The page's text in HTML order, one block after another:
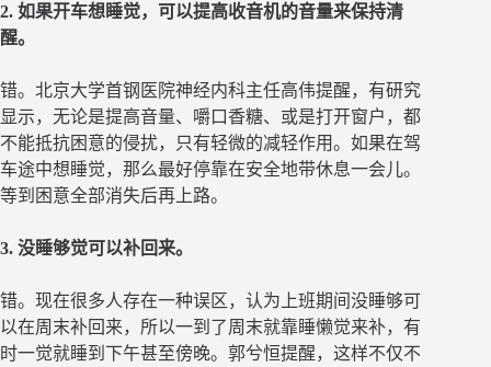
2. 如果开车想睡觉，可以提高收音机的音量来保持清
醒。
错。北京大学首钢医院神经内科主任高伟提醒，有研究
显示，无论是提高音量、嚼口香糖、或是打开窗户，都
不能抵抗困意的侵扰，只有轻微的减轻作用。如果在驾
车途中想睡觉，那么最好停靠在安全地带休息一会儿。
等到困意全部消失后再上路。
3. 没睡够觉可以补回来。
错。现在很多人存在一种误区，认为上班期间没睡够可
以在周末补回来，所以一到了周末就靠睡懒觉来补，有
时一觉就睡到下午甚至傍晚。郭兮恒提醒，这样不仅不